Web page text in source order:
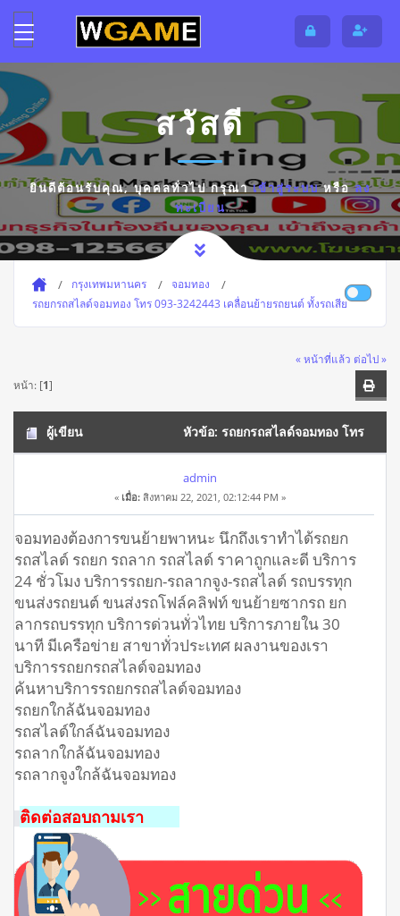
สวัสดี
ยินดีต้อนรับคุณ,บุคคลทั่วไปกรุณาเข้าสู่ระบบหรือลง
ทะเบียน
กรุงเทพมหานคร
จอมทอง
รถยกรถสไลด์จอมทอง โทร 093-3242443 เคลื่อนย้ายรถยนต์ ทั้งรถเสีย
« หน้าที่แล้ว ต่อไป »
หน้า: [1]
ผู้เขียน หัวข้อ: รถยกรถสไลด์จอมทอง โทร
093-3242443 เคลื่อนย้ายรถยนต์ ทั้งรถเสีย (อ่าน 11234 ครั้ง)
admin
« เมื่อ: สิงหาคม 22, 2021, 02:12:44 PM »
จอมทองต้องการขนย้ายพาหนะ นึกถึงเราทำได้รถยก
รถสไลด์ รถยก รถลาก รถสไลด์ ราคาถูกและดี บริการ
24 ชั่วโมง บริการรถยก-รถลากจูง-รถสไลด์ รถบรรทุก
ขนส่งรถยนต์ ขนส่งรถโฟล์คลิฟท์ ขนย้ายซากรถ ยก
ลากรถบรรทุก บริการด่วนทั่วไทย บริการภายใน 30
นาที มีเครือข่าย สาขาทั่วประเทศ ผลงานของเรา
บริการรถยกรถสไลด์จอมทอง
ค้นหาบริการรถยกรถสไลด์จอมทอง
รถยกใกล้ฉันจอมทอง
รถสไลด์ใกล์ฉันจอมทอง
รถลากใกล้ฉันจอมทอง
รถลากจูงใกล้ฉันจอมทอง
ติดต่อสอบถามเรา